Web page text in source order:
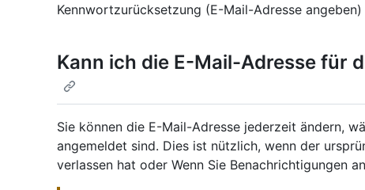
Kennwortzurücksetzung (E-Mail-Adresse
Kann ich die E-Mail-Adresse für
Sie können die E-Mail-Adresse jederzeit ändern,
angemeldet sind. Dies ist nützlich, wenn der
verlassen hat oder Wenn Sie Benachrichtigungen